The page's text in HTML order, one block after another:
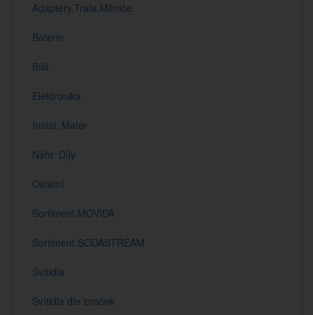
Adaptéry,Trafa,Měniče
Baterie
Bílá
Elektronika
Instal. Mater
Náhr. Díly
Ostatní
Sortiment MOVIDA
Sortiment SODASTREAM
Svítidla
Svítidla dle značek